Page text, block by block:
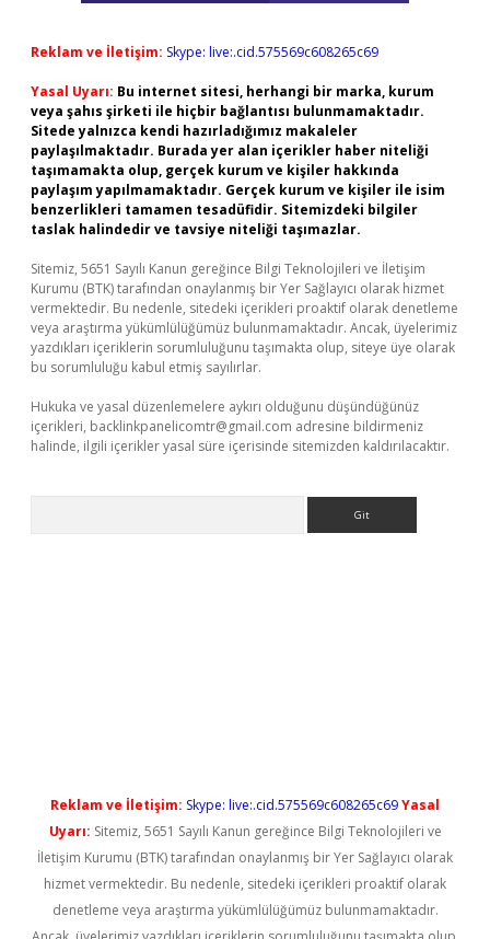
Reklam ve İletişim: Skype: live:.cid.575569c608265c69
Yasal Uyarı: Bu internet sitesi, herhangi bir marka, kurum
veya şahıs şirketi ile hiçbir bağlantısı bulunmamaktadır.
Sitede yalnızca kendi hazırladığımız makaleler
paylaşılmaktadır. Burada yer alan içerikler haber niteliği
taşımamakta olup, gerçek kurum ve kişiler hakkında
paylaşım yapılmamaktadır. Gerçek kurum ve kişiler ile isim
benzerlikleri tamamen tesadüfidir. Sitemizdeki bilgiler
taslak halindedir ve tavsiye niteliği taşımazlar.
Sitemiz, 5651 Sayılı Kanun gereğince Bilgi Teknolojileri ve İletişim
Kurumu (BTK) tarafından onaylanmış bir Yer Sağlayıcı olarak hizmet
vermektedir. Bu nedenle, sitedeki içerikleri proaktif olarak denetleme
veya araştırma yükümlülüğümüz bulunmamaktadır. Ancak, üyelerimiz
yazdıkları içeriklerin sorumluluğunu taşımakta olup, siteye üye olarak
bu sorumluluğu kabul etmiş sayılırlar.
Hukuka ve yasal düzenlemelere aykırı olduğunu düşündüğünüz
içerikleri, backlinkpanelicomtr@gmail.com adresine bildirmeniz
halinde, ilgili içerikler yasal süre içerisinde sitemizden kaldırılacaktır.
Reklam ve İletişim: Skype: live:.cid.575569c608265c69Yasal
Uyarı: Sitemiz, 5651 Sayılı Kanun gereğince Bilgi Teknolojileri ve
İletişim Kurumu (BTK) tarafından onaylanmış bir Yer Sağlayıcı olarak
hizmet vermektedir. Bu nedenle, sitedeki içerikleri proaktif olarak
denetleme veya araştırma yükümlülüğümüz bulunmamaktadır.